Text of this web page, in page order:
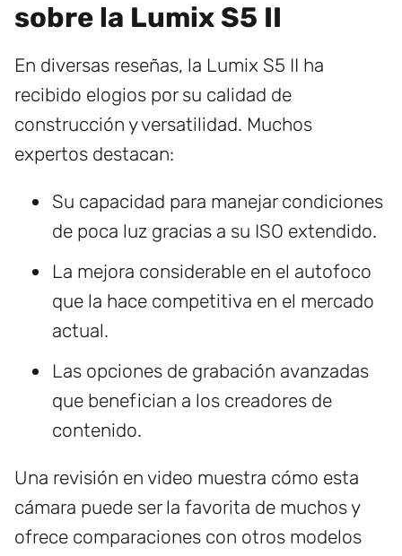
sobre la Lumix S5 II
En diversas reseñas, la Lumix S5 II ha
recibido elogios por su calidad de
construcción y versatilidad. Muchos
expertos destacan:
Su capacidad para manejar condiciones
de poca luz gracias a su ISO extendido.
La mejora considerable en el autofoco
que la hace competitiva en el mercado
actual.
Las opciones de grabación avanzadas
que benefician a los creadores de
contenido.
Una revisión en video muestra cómo esta
cámara puede ser la favorita de muchos y
ofrece comparaciones con otros modelos